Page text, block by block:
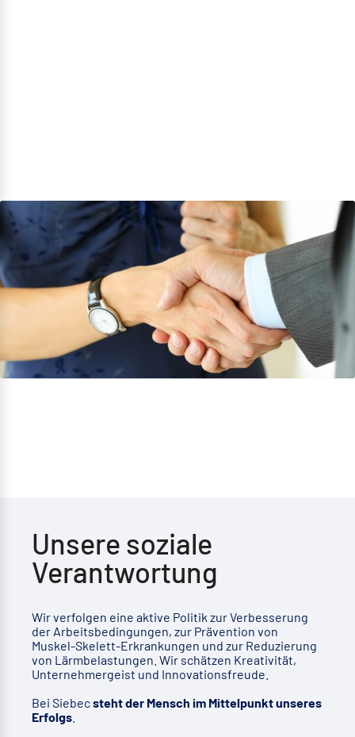
Unsere soziale
Verantwortung
Wir verfolgen eine aktive Politik zur Verbesserung
der Arbeitsbedingungen, zur Prävention von
Muskel-Skelett-Erkrankungen und zur Reduzierung
von Lärmbelastungen. Wir schätzen Kreativität,
Unternehmergeist und Innovationsfreude.
Bei Siebecsteht der Mensch im Mittelpunkt unseres
Erfolgs